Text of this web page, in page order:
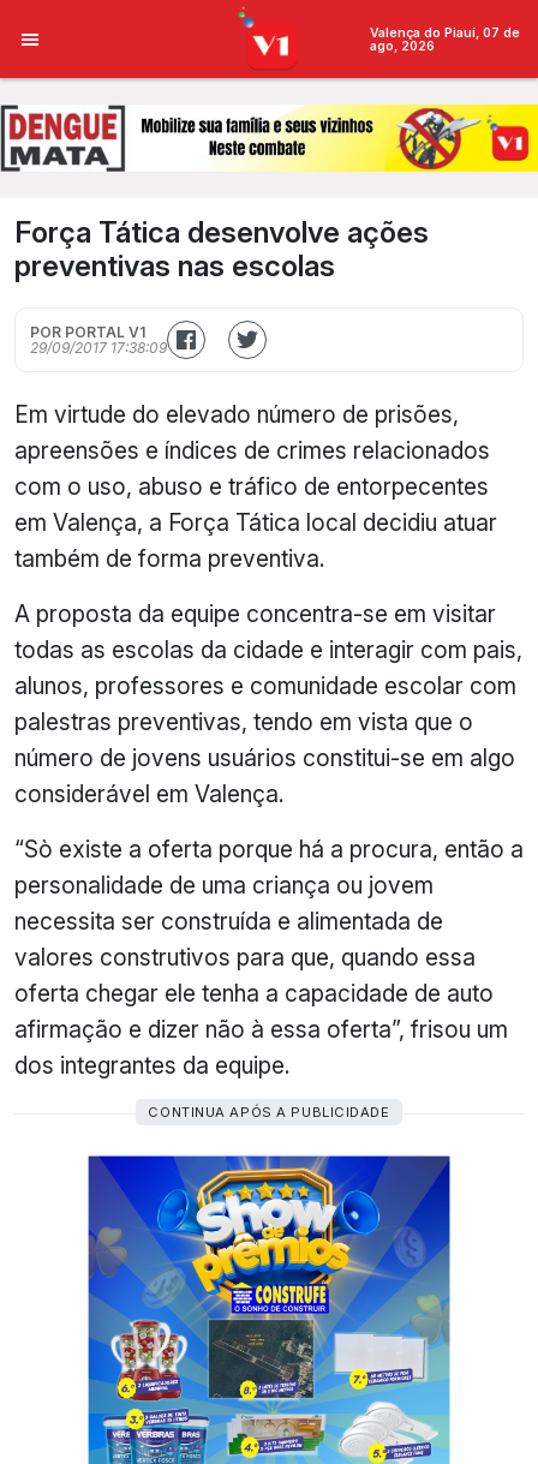
Valença do Piauí, 07 de
ago, 2026
Força Tática desenvolve ações
preventivas nas escolas
POR PORTAL V1
29/09/2017 17:38:09
Em virtude do elevado número de prisões,
apreensões e índices de crimes relacionados
com o uso, abuso e tráfico de entorpecentes
em Valença, a Força Tática local decidiu atuar
também de forma preventiva.
A proposta da equipe concentra-se em visitar
todas as escolas da cidade e interagir com pais,
alunos, professores e comunidade escolar com
palestras preventivas, tendo em vista que o
número de jovens usuários constitui-se em algo
considerável em Valença.
“Sò existe a oferta porque há a procura, então a
personalidade de uma criança ou jovem
necessita ser construída e alimentada de
valores construtivos para que, quando essa
oferta chegar ele tenha a capacidade de auto
afirmação e dizer não à essa oferta”, frisou um
dos integrantes da equipe.
CONTINUA APÓS A PUBLICIDADE